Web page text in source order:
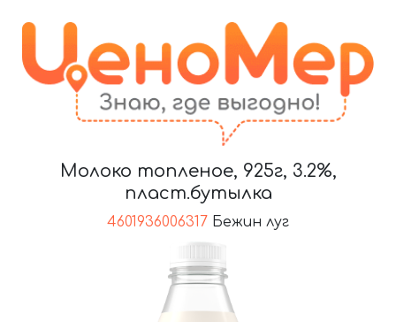
Молоко топленое, 925г, 3.2%,
пласт.бутылка
4601936006317 Бежин луг